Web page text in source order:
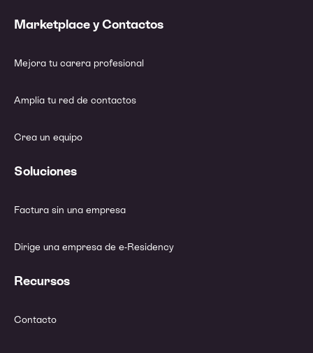
Marketplace y Contactos
Mejora tu carera profesional
Amplía tu red de contactos
Crea un equipo
Soluciones
Factura sin una empresa
Dirige una empresa de e-Residency
Recursos
Contacto